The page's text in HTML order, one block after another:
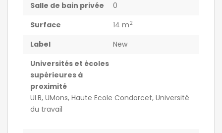
Salle de bain privée
0
Surface
14 m2
Label
New
Universités et écoles
supérieures à
proximité
ULB, UMons, Haute Ecole Condorcet, Université
du travail